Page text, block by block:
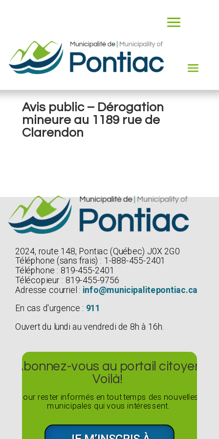
Avis public – Dérogation
mineure au 1189 rue de
Clarendon
2024, route 148, Pontiac (Québec) J0X 2G0
Téléphone (sans frais) : 1-888-455-2401
Téléphone : 819-455-2401
Télécopieur : 819-455-9756
Adresse courriel : info@municipalitepontiac.ca
En cas d'urgence : 911
Ouvert du lundi au vendredi de 8h à 16h.
Abonnez-vous au portail citoyen
Voilà!
Pour rester informés en tout temps des nouvelles
municipales qui vous intéressent.